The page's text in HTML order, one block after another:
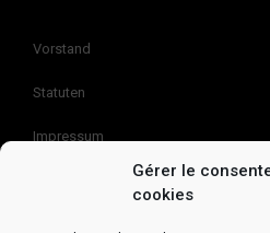
Gérer le
cookies
Vorstand
Statuten
Impressum